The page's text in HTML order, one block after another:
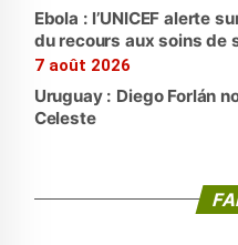
Ebola : l’UNICEF alerte
du recours aux soins de
7 août 2026
Uruguay : Diego Forlán
Celeste